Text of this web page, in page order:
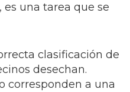
una tarea que se
clasificación de
desechan.
corresponden a una